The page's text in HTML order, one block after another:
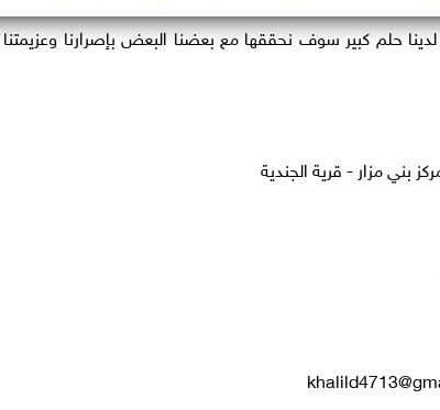
حلم كبير سوف نحققها مع بعضنا البعض بإصرارنا
بني مزار - قرية الجندية